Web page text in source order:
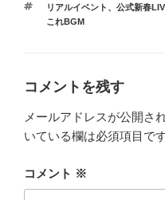
ゴ
リ
タ
グ
リアルイベント 、 公式新春
これBGM
コメントを残す
メールアドレスが公開さ
いている欄は必須項目で
コメント ※